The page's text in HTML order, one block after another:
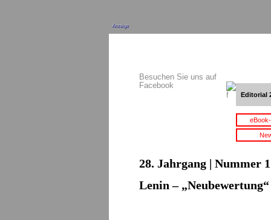
Anzeige
Besuchen Sie uns auf
Facebook
Editorial
28. Jahrgang | Nummer
Lenin –